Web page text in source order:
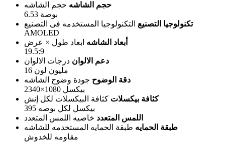
حجم الشاشه حجم الشاشه
6.53 بوصة
تكنولوجيا التصنيع التكنولوجيا المستخدمه فى التصنيع
AMOLED
أبعاد الشاشه ابعاد طول × عرض
19.5:9
دعم الالوان درجات الالوان
16 مليون لون
دقة الوضوح جودة وضوح الشاشه
2340×1080 بيكسل
كثافة بيكسلات كثافة البيكسلات لكل إنش
395 بيكسل لكل بوصه
اللمس المتعدد خاصيه اللمس المتعدد
طبقة الحمايه طبقة الحمايه المستخدمه للشاشه
مقاومه للخدوش